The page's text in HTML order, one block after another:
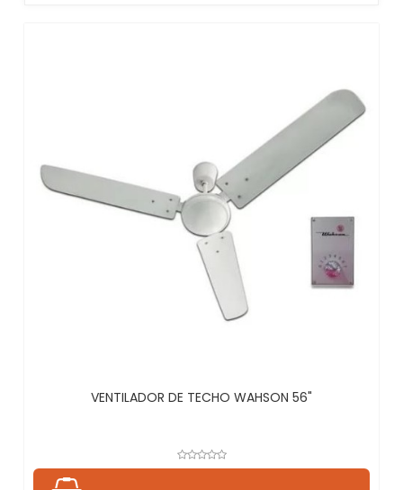
VENTILADOR DE TECHO WAHSON 56"